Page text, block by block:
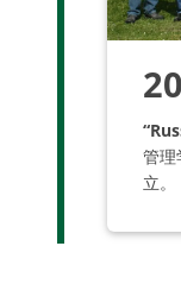
管理
立。